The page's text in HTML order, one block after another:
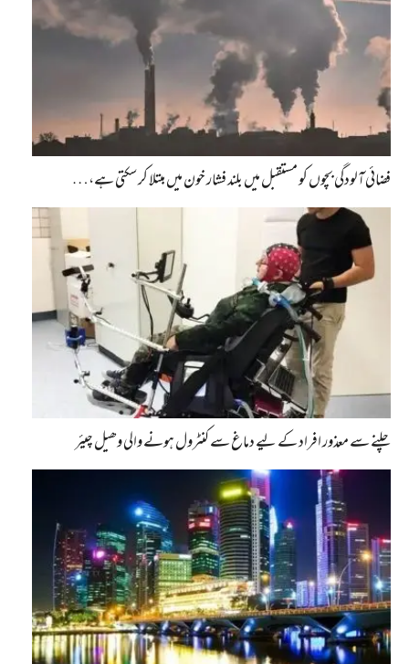
فضائی آلودگی بچوں کو مستقبل میں بلند فشار خون میں مبتلا کر سکتی ہے،…
چلنے سے معذور افراد کے لیے دماغ سے کنٹرول ہونے والی وھیل چیئر